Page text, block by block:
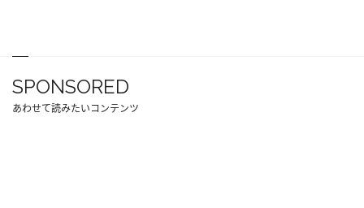
SPONSORED
あわせて読みたいコンテンツ